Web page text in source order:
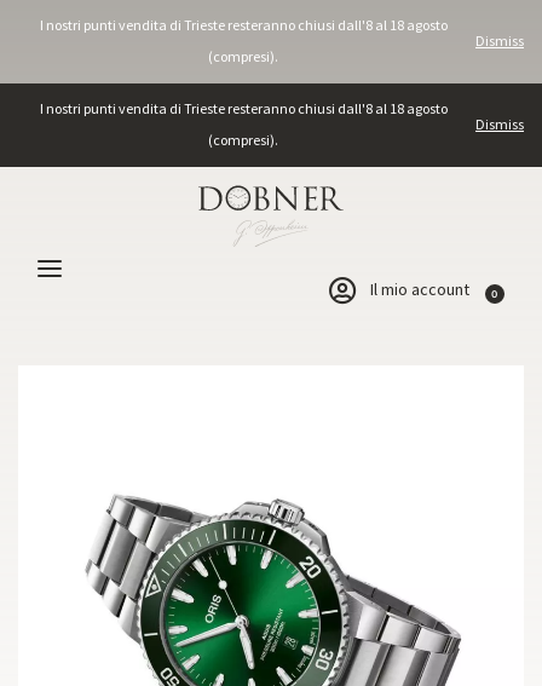
I nostri punti vendita di Trieste resteranno chiusi dall'8 al 18 agosto
(compresi).
Dismiss
I nostri punti vendita di Trieste resteranno chiusi dall'8 al 18 agosto
(compresi).
Dismiss
Il mio account 0